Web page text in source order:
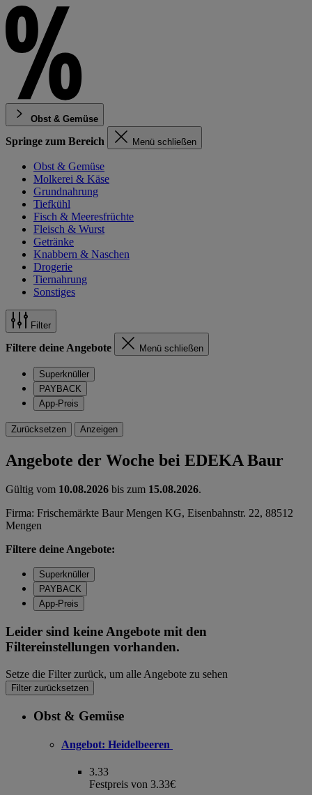
Obst & Gemüse
Springe zum Bereich Menü schließen
Obst & Gemüse
Molkerei & Käse
Grundnahrung
Tiefkühl
Fisch & Meeresfrüchte
Fleisch & Wurst
Getränke
Knabbern & Naschen
Drogerie
Tiernahrung
Sonstiges
Filter
Filtere deine Angebote Menü schließen
Superknüller
PAYBACK
App-Preis
Zurücksetzen Anzeigen
Angebote der Woche bei EDEKA Baur
Gültig vom 10.08.2026 bis zum 15.08.2026.
Firma: Frischemärkte Baur Mengen KG, Eisenbahnstr. 22, 88512
Mengen
Filtere deine Angebote:
Superknüller
PAYBACK
App-Preis
Leider sind keine Angebote mit den
Filtereinstellungen vorhanden.
Setze die Filter zurück, um alle Angebote zu sehen
Filter zurücksetzen
Obst & Gemüse
Angebot: Heidelbeeren
3.33
Festpreis von 3.33€